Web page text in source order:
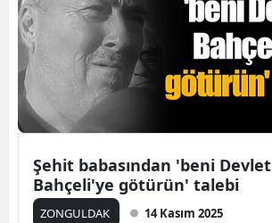
Şehit babasından 'beni Devlet
Bahçeli'ye götürün' talebi
ZONGULDAK 14 Kasım 2025